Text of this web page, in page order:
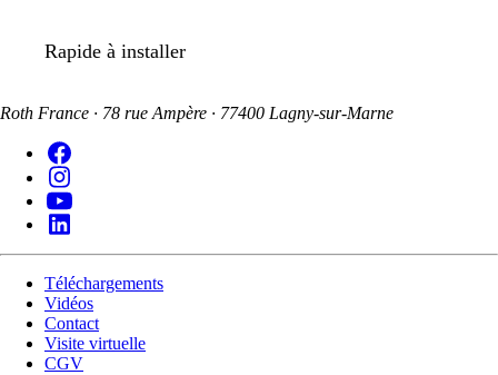
Rapide à installer
Roth France · 78 rue Ampère · 77400 Lagny-sur-Marne
Téléchargements
Vidéos
Contact
Visite virtuelle
CGV